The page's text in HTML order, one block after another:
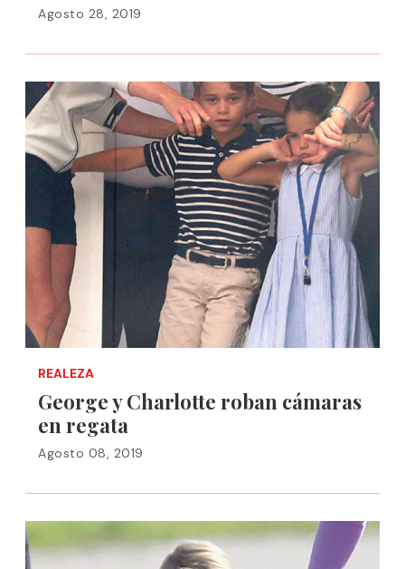
Agosto 28, 2019
REALEZA
George y Charlotte roban cámaras
en regata
Agosto 08, 2019